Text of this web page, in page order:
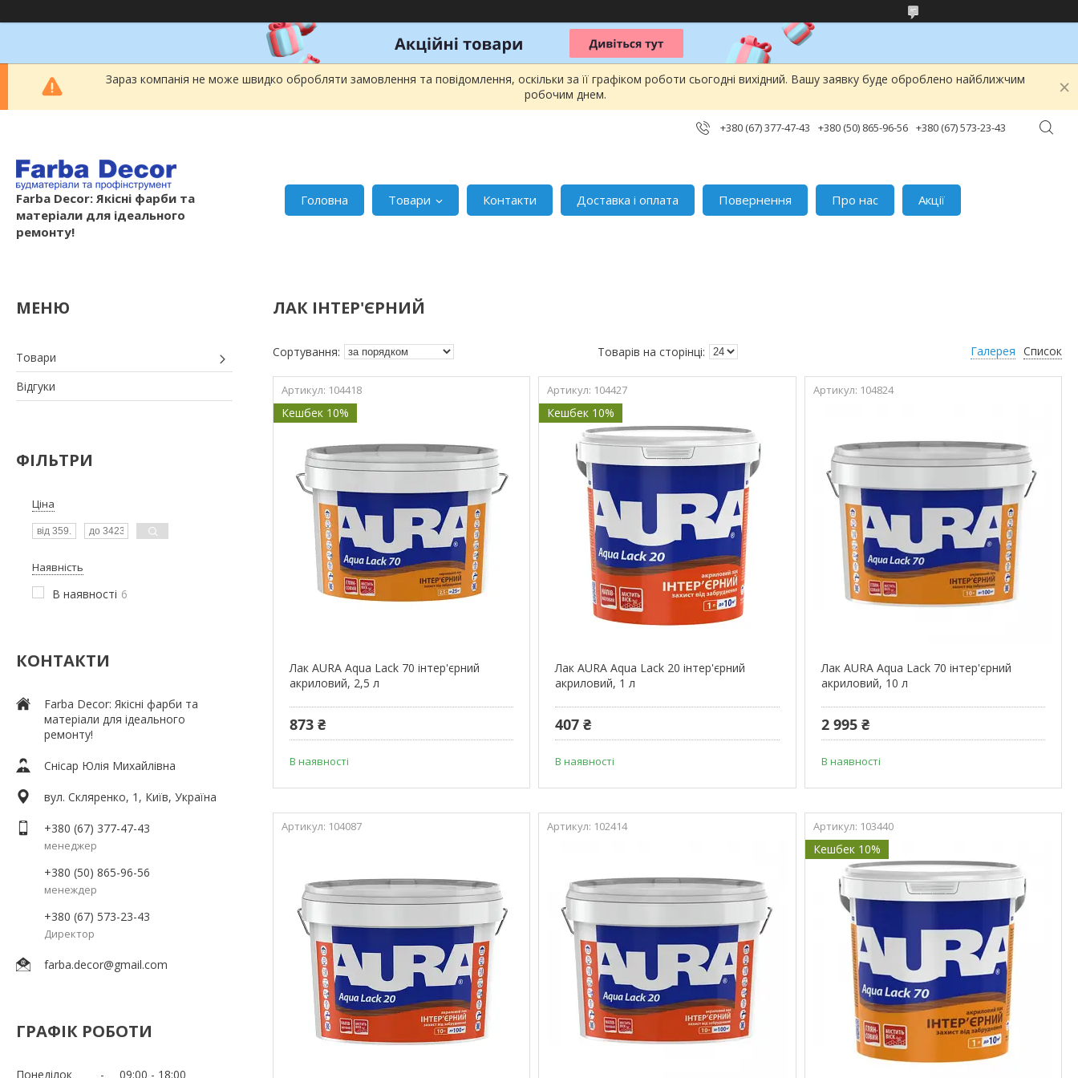
Зараз компанія не може швидко обробляти замовлення та повідомлення, оскільки за її графіком роботи сьогодні вихідний. Вашу заявку буде оброблено найближчим
робочим днем.
+380 (67) 377-47-43 +380 (50) 865-96-56 +380 (67) 573-23-43
Farba Decor: Якісні фарби та
матеріали для ідеального
ремонту!
Головна Товари Контакти Доставка і оплата Повернення Про нас Акції
Товари
Відгуки
ФІЛЬТРИ
Ціна
Наявність
В наявності 6
КОНТАКТИ
Farba Decor: Якісні фарби та
матеріали для ідеального
ремонту!
Снісар Юлія Михайлівна
вул. Скляренко, 1, Київ, Україна
+380 (67) 377-47-43
менеджер
+380 (50) 865-96-56
менеждер
+380 (67) 573-23-43
Директор
farba.decor@gmail.com
ГРАФІК РОБОТИ
Понеділок 09:00 18:00
ЛАК ІНТЕР'ЄРНИЙ
Галерея Список
104418
Кешбек 10%
Лак AURA Aqua Lack 70 інтер'єрний
акриловий, 2,5 л
873 ₴
В наявності
104427
Кешбек 10%
Лак AURA Aqua Lack 20 інтер'єрний
акриловий, 1 л
407 ₴
В наявності
104824
Лак AURA Aqua Lack 70 інтер'єрний
акриловий, 10 л
2 995 ₴
В наявності
104087 102414 103440
Кешбек 10%